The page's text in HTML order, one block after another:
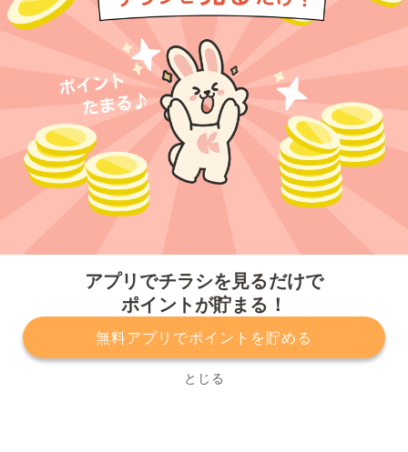
アプリでチラシを見るだけで
ポイントが貯まる！
無料アプリでポイントを貯める
とじる
プライバシーポリシー 利用規約
運営会社
サービスに関してのお問い合わせ